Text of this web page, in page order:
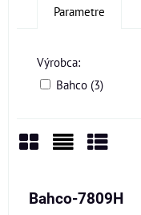
Parametre
Výrobca:
Bahco (3)
Bahco-7809H